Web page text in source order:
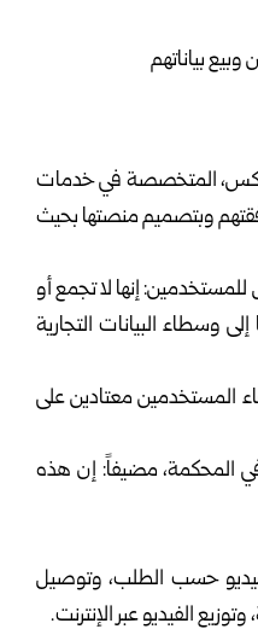
المتخصصة في خدمات
وبتصميم منصتها بحيث
إنها لا تجمع أو
وسطاء البيانات التجارية
المستخدمين معتادين على
المحكمة، مضيفاً: إن هذه
حسب الطلب، وتوصيل